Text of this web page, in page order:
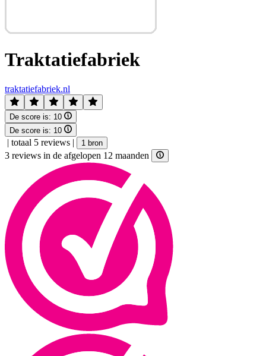
Traktatiefabriek
traktatiefabriek.nl
De score is: 10
De score is: 10
| totaal 5 reviews | 1 bron
3 reviews in de afgelopen 12 maanden